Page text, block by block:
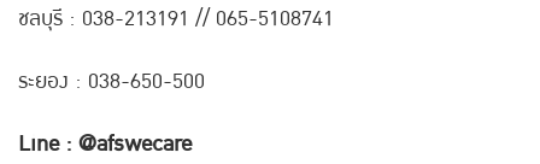
ชลบุรี : 038-213191 // 065-5108741
ระยอง : 038-650-500
Line : @afswecare